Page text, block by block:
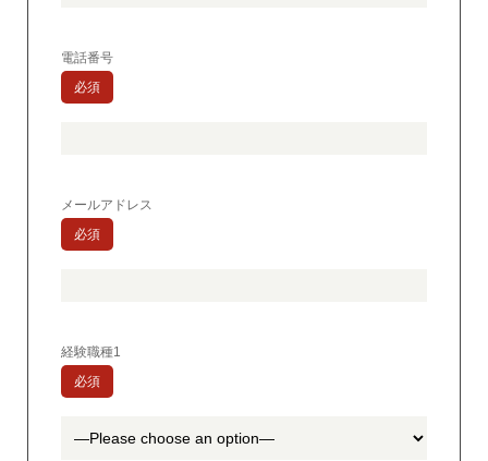
電話番号
必須
メールアドレス
必須
経験職種1
必須